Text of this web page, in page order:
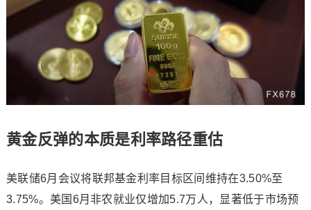
黄金反弹的本质是利率路径重估
美联储6月会议将联邦基金利率目标区间维持在3.50%至
3.75%。美国6月非农就业仅增加5.7万人，显著低于市场预